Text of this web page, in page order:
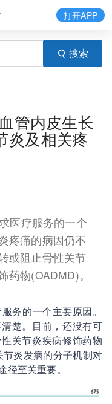
搜索
打开APP
管内皮生长
炎及相关疼
医疗服务的一个
疼痛的病因仍不
或阻止骨性关节
药物(OADMD)。
务的一个主要原因。
楚。目前，还没有可
关节炎疾病修饰药物
炎发病的分子机制对
径至关重要。